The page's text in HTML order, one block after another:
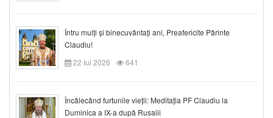
Întru mulți și binecuvântați ani, Preafericite Părinte
Claudiu!
22 Iul 2026
641
Încălecând furtunile vieții: Meditația PF Claudiu la
Duminica a IX-a după Rusalii